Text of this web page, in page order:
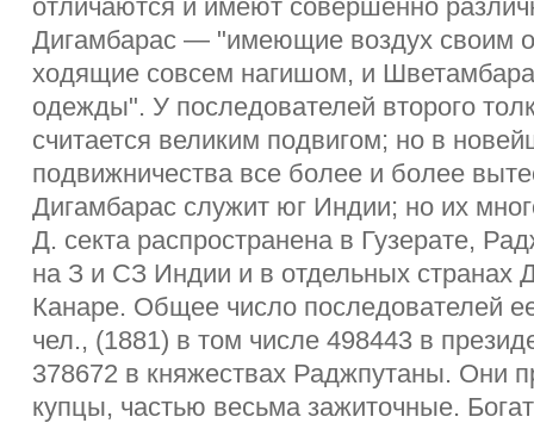
отличаются и имеют совершенно
Дигамбарас — "имеющие воздух своим
ходящие совсем нагишом, и
одежды". У последователей второго
считается великим подвигом; но в
подвижничества все более и более
Дигамбарас служит юг Индии; но их
Д. секта распространена в Гузерате,
на З и СЗ Индии и в отдельных странах
Канаре. Общее число последователей
чел., (1881) в том числе 498443 в
378672 в княжествах Раджпутаны. Они
купцы, частью весьма зажиточные.